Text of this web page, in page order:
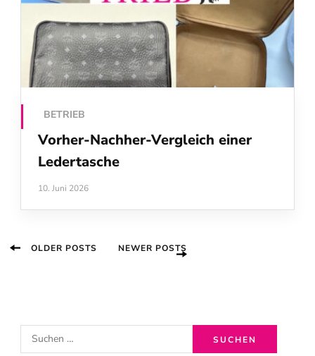
BETRIEB
Vorher-Nachher-Vergleich einer
Ledertasche
10. Juni 2026
Beitragsnavigation
OLDER POSTS NEWER POSTS